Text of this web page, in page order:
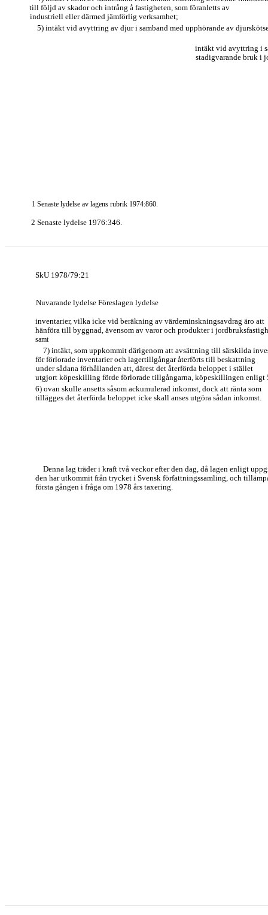
till följd av skador och intrång å fastigheten, som föranletts av
industriell eller därmed jämförlig verksamhet;
5) intäkt vid avyttring av djur i samband med upphörande av
intäkt vid avyttring i
stadigvarande bruk i
1 Senaste lydelse av lagens rubrik 1974:860.
2 Senaste lydelse 1976:346.
SkU 1978/79:21
Nuvarande lydelse Föreslagen lydelse
inventarier, vilka icke vid beräkning av värdeminskningsavdrag äro att
hänföra till byggnad, ävensom av varor och produkter i
samt
7) intäkt, som uppkommit därigenom att avsättning till särskilda
för förlorade inventarier och lagertillgångar återförts till beskattning
under sådana förhållanden att, därest det återförda beloppet i stället
utgjort köpeskilling förde förlorade tillgångarna, köpeskillingen enligt
6) ovan skulle ansetts såsom ackumulerad inkomst, dock att ränta som
tillägges det återförda beloppet icke skall anses utgöra sådan inkomst.
Denna lag träder i kraft två veckor efter den dag, då lagen enligt
den har utkommit från trycket i Svensk författningssamling, och
första gången i fråga om 1978 års taxering.